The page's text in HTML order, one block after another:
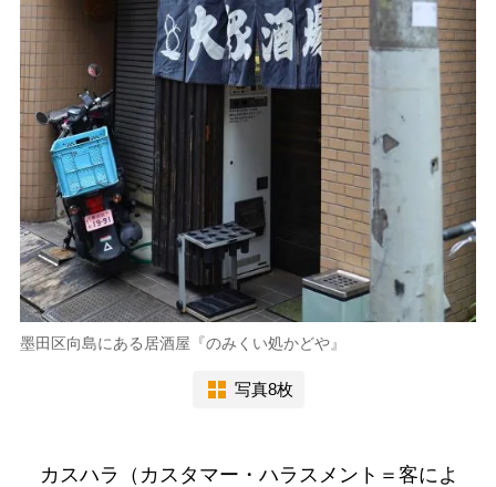
墨田区向島にある居酒屋『のみくい処かどや』
写真8枚
カスハラ（カスタマー・ハラスメント＝客によ